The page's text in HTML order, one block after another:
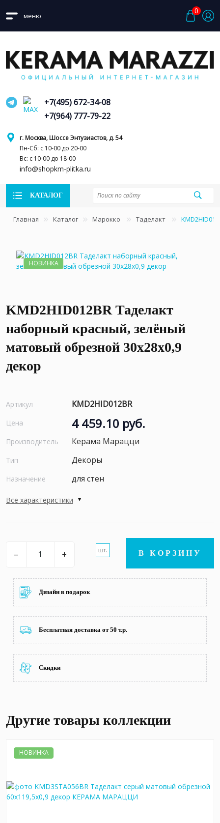
меню
0
г. Москва, Шоссе Энтузиастов, д. 54
Пн-Сб: с 10-00 до 20-00
Вс: с 10-00 до 18-00
info@shopkm-plitka.ru
+7(495) 672-34-08
+7(964) 777-79-22
КАТАЛОГ
Главная Каталог Марокко Таделакт
НОВИНКА
KMD2HID012BR Таделакт
наборный красный, зелёный
матовый обрезной 30x28x0,9
декор
Артикул KMD2HID012BR
Цена 4 459.10 руб.
Производитель Керама Марацци
Тип Декоры
Назначение для стен
Все характеристики
– + шт. В КОРЗИНУ
Дизайн в подарок
Бесплатная доставка от 50 т.р.
Скидки
Другие товары коллекции
НОВИНКА